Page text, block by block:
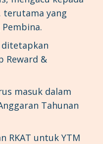
terutama yang
ditetapkan
Reward &
masuk dalam
Tahunan
RKAT untuk YTM